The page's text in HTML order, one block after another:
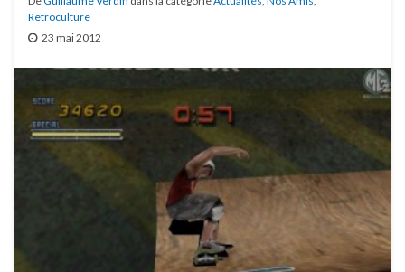
Retroculture
23 mai 2012